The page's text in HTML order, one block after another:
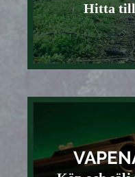
Hitta till